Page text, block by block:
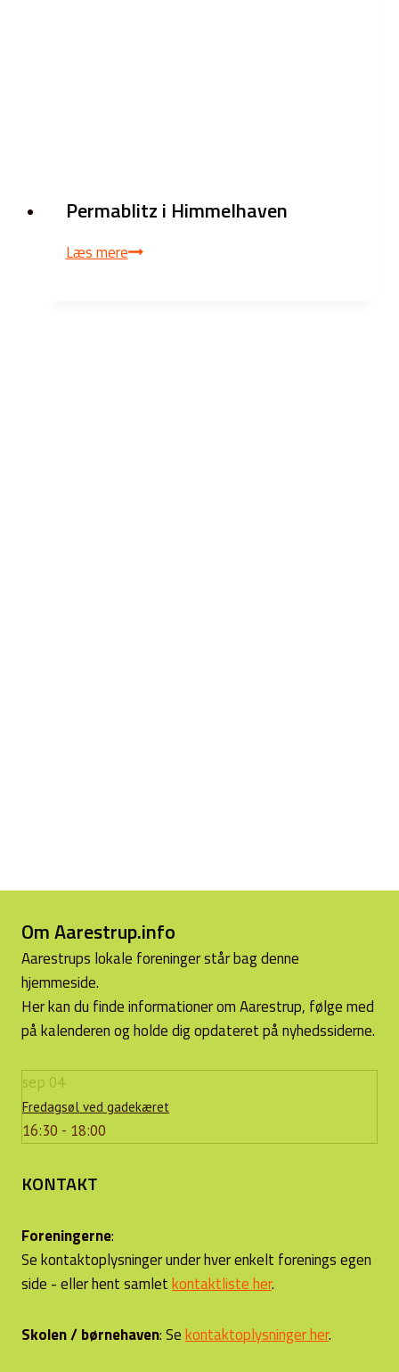
Permablitz i Himmelhaven
Læs merePermablitz
Om Aarestrup.info
Aarestrups lokale foreninger står bag denne
hjemmeside.
Her kan du finde informationer om Aarestrup, følge med
på kalenderen og holde dig opdateret på nyhedssiderne.
sep 04
Fredagsøl ved gadekæret
16:30 - 18:00
KONTAKT
Foreningerne:
Se kontaktoplysninger under hver enkelt forenings egen
side - eller hent samletkontaktliste her.
Skolen / børnehaven: Sekontaktoplysninger her.